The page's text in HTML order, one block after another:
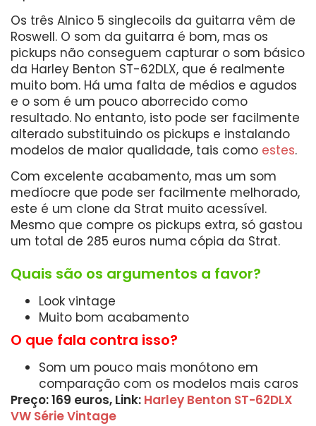
Os três Alnico 5 singlecoils da guitarra vêm de
Roswell. O som da guitarra é bom, mas os
pickups não conseguem capturar o som básico
da Harley Benton ST-62DLX, que é realmente
muito bom. Há uma falta de médios e agudos
e o som é um pouco aborrecido como
resultado. No entanto, isto pode ser facilmente
alterado substituindo os pickups e instalando
modelos de maior qualidade, tais como estes.
Com excelente acabamento, mas um som
medíocre que pode ser facilmente melhorado,
este é um clone da Strat muito acessível.
Mesmo que compre os pickups extra, só gastou
um total de 285 euros numa cópia da Strat.
Quais são os argumentos a favor?
Look vintage
Muito bom acabamento
O que fala contra isso?
Som um pouco mais monótono em
comparação com os modelos mais caros
Preço: 169 euros, Link: Harley Benton ST-62DLX
VW Série Vintage